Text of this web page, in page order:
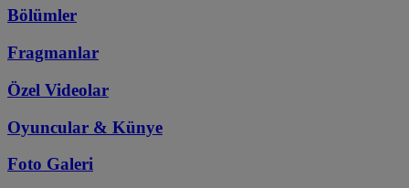
Bölümler
Fragmanlar
Özel Videolar
Oyuncular & Künye
Foto Galeri